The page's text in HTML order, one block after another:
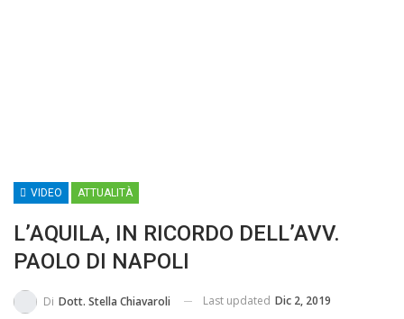
VIDEO ATTUALITÀ
L’AQUILA, IN RICORDO DELL’AVV.
PAOLO DI NAPOLI
Di Dott. Stella Chiavaroli Last updated Dic 2, 2019